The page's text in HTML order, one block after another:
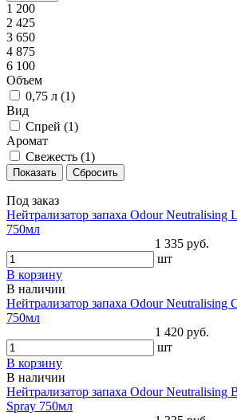
1 200
2 425
3 650
4 875
6 100
Объем
0,75 л (1)
Вид
Спрей (1)
Аромат
Свежесть (1)
Под заказ
Нейтрализатор запаха Odour Neutralising
750мл
1 335 руб.
шт
В корзину
В наличии
Нейтрализатор запаха Odour Neutralising
750мл
1 420 руб.
шт
В корзину
В наличии
Нейтрализатор запаха Odour Neutralising
Spray 750мл